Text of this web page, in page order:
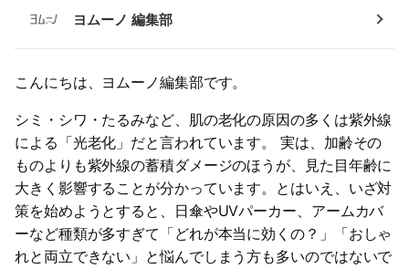
ヨムーノ 編集部
こんにちは、ヨムーノ編集部です。
シミ・シワ・たるみなど、肌の老化の原因の多くは紫外線
による「光老化」だと言われています。 実は、加齢その
ものよりも紫外線の蓄積ダメージのほうが、見た目年齢に
大きく影響することが分かっています。とはいえ、いざ対
策を始めようとすると、日傘やUVパーカー、アームカバ
ーなど種類が多すぎて「どれが本当に効くの？」「おしゃ
れと両立できない」と悩んでしまう方も多いのではないで